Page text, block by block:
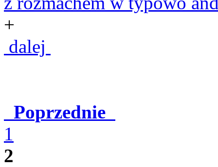
+
dalej
Poprzednie
1
2